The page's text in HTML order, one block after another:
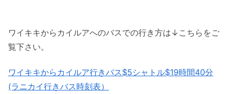
ワイキキからカイルアへのバスでの行き方は↓こちらをご
覧下さい。
ワイキキからカイルア行きバス$5シャトル$19時間40分
(ラニカイ行きバス時刻表）